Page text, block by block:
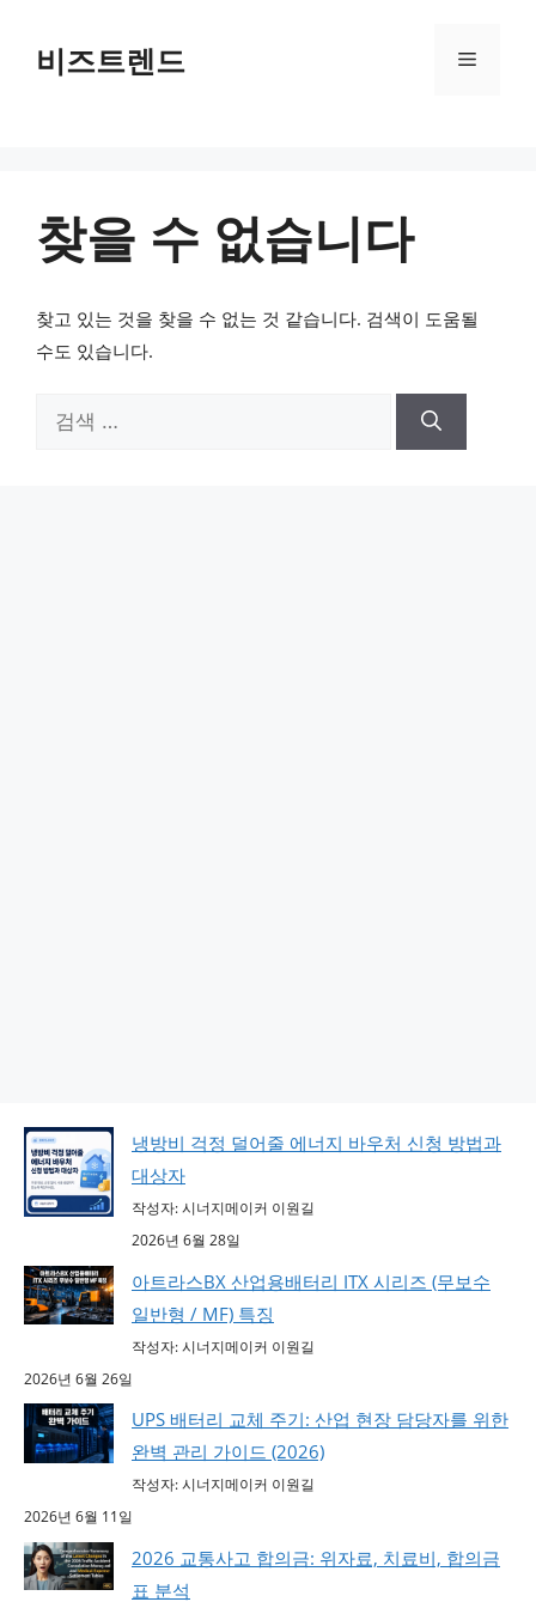
건너뛰기비즈트렌드 메뉴
찾을 수 없습니다
찾고 있는 것을 찾을 수 없는 것 같습니다. 검색이 도움될
수도 있습니다.
검색:
냉방비 걱정 덜어줄 에너지 바우처 신청 방법과
대상자
작성자: 시너지메이커 이원길
2026년 6월 28일
아트라스BX 산업용배터리 ITX 시리즈 (무보수
일반형 / MF) 특징
작성자: 시너지메이커 이원길
2026년 6월 26일
UPS 배터리 교체 주기: 산업 현장 담당자를 위한
완벽 관리 가이드 (2026)
작성자: 시너지메이커 이원길
2026년 6월 11일
2026 교통사고 합의금: 위자료, 치료비, 합의금
표 분석